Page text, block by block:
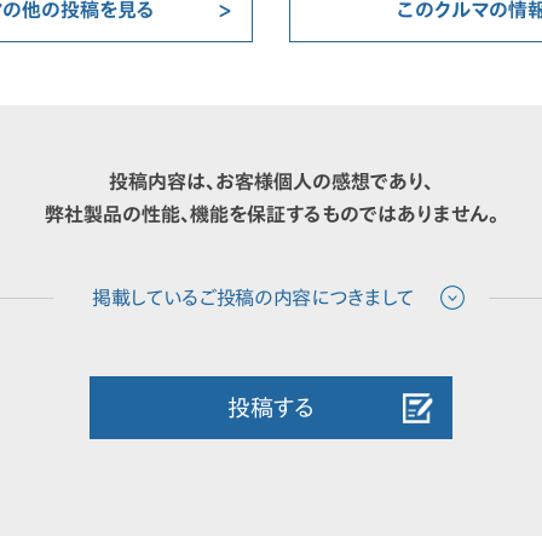
他の投稿を見る このクルマの情
投稿内容は、お客様個人の感想であり、
弊社製品の性能、機能を保証するものではありません。
投稿する